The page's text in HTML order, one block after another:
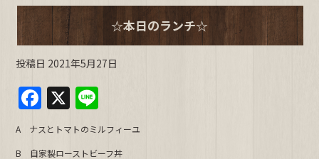
☆本日のランチ☆
投稿日 2021年5月27日
F
a
c
X
n
e
A ナスとトマトのミルフィーユ
B 自家製ローストビーフ丼